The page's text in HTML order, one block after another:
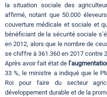
la situation sociale des
affirmé, notant que 50.000
couverture médicale et sociale et
bénéficiant de la sécurité sociale
en 2012, alors que le nombre de
se chiffre à 361.360 en 2017 contre
Après avoir fait état de
33 %, le ministre a indiqué que le
Roi pour faire du secteur
développement durable et de la